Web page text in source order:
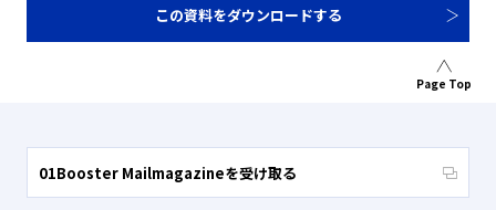
この資料をダウンロードする
Page Top
01Booster Mailmagazineを受け取る